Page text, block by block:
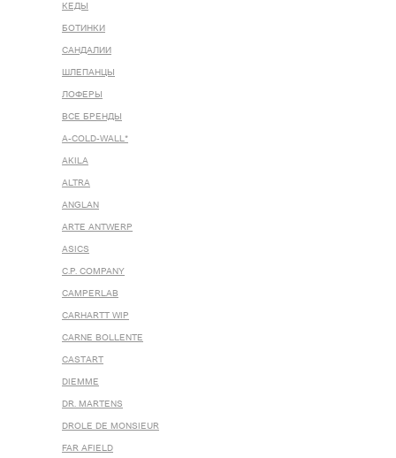
КЕДЫ
БОТИНКИ
САНДАЛИИ
ШЛЕПАНЦЫ
ЛОФЕРЫ
ВСЕ БРЕНДЫ
A-COLD-WALL*
AKILA
ALTRA
ANGLAN
ARTE ANTWERP
ASICS
C.P. COMPANY
CAMPERLAB
CARHARTT WIP
CARNE BOLLENTE
CASTART
DIEMME
DR. MARTENS
DROLE DE MONSIEUR
FAR AFIELD